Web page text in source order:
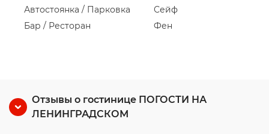
Автостоянка / Парковка
Бар / Ресторан
Сейф
Фен
Отзывы о гостинице ПОГОСТИ НА
ЛЕНИНГРАДСКОМ